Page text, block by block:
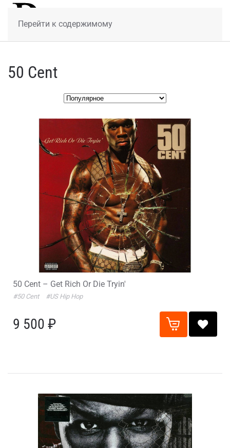
Перейти к содержимому
50 Cent
50 Cent – Get Rich Or Die Tryin'
#50 Cent #US Hip Hop
9 500 ₽